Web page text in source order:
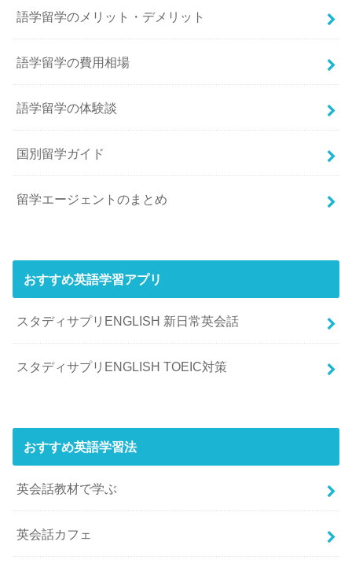
語学留学のメリット・デメリット
語学留学の費用相場
語学留学の体験談
国別留学ガイド
留学エージェントのまとめ
おすすめ英語学習アプリ
スタディサプリENGLISH 新日常英会話
スタディサプリENGLISH TOEIC対策
おすすめ英語学習法
英会話教材で学ぶ
英会話カフェ